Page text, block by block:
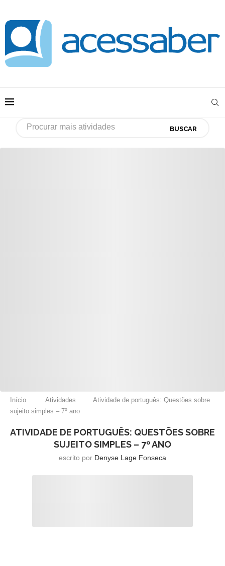
BUSCAR
Início Atividades
Atividade de português: Questões sobre
sujeito simples – 7º ano
ATIVIDADE DE PORTUGUÊS: QUESTÕES SOBRE
SUJEITO SIMPLES – 7º ANO
escrito por Denyse Lage Fonseca